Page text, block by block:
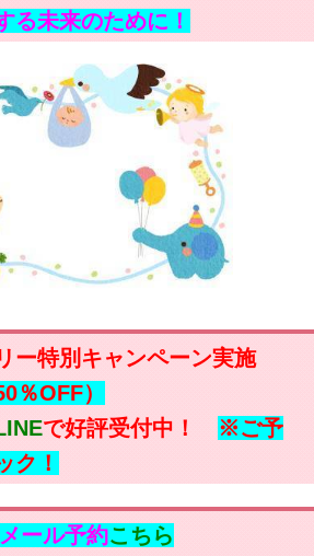
る未来のために！
ー特別キャンペーン実施
％OFF）
で好評受付中！ ※ご予
ク！
メール予約こちら